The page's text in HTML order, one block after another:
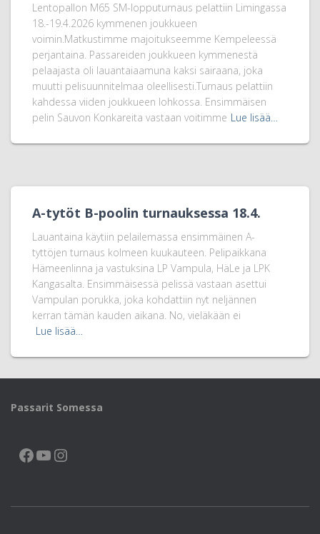
Lentopallon M65 SM-lopputurnaus pelattiin Limingassa
18.-19.4.2026 kymmenen joukkueen
voimin.Matkustimme majoitukseemme Kempeleessä
perjantaina. Passareiden joukkueen kymmenestä
pelaajasta oli lauantaiaamuna kaksi sairaana, joka
muutti pelisuunnitelmaa oleellisesti.Turnaus pelattiin
kahdessa viiden joukkueen lohkossa. Ensimmäisen
pelin Sauvon Konkareita vastaan voitimme Lue lisää…
A-tytöt B-poolin turnauksessa 18.4.
Lauantaina käytiin pelailemassa ensimmäinen A-
tyttöjen turnaus kolmeen kuukauteen. Pelipaikkana
Hämeenlinna ja vastuksina LP Vampula, HäLe ja LPK
Kangasalta. Ensimmäisessä pelissä vastaan asettui
Vampulan porukka, joka kohdattiin nyt neljännen
kerran tämän kauden aikana. No, vieläkään ei
Lue lisää…
Passarit Somessa
FACEBOOK YOUTUBE